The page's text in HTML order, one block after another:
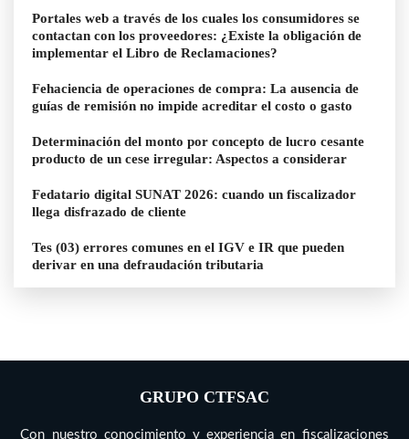
Portales web a través de los cuales los consumidores se
contactan con los proveedores: ¿Existe la obligación de
implementar el Libro de Reclamaciones?
Fehaciencia de operaciones de compra: La ausencia de
guías de remisión no impide acreditar el costo o gasto
Determinación del monto por concepto de lucro cesante
producto de un cese irregular: Aspectos a considerar
Fedatario digital SUNAT 2026: cuando un fiscalizador
llega disfrazado de cliente
Tes (03) errores comunes en el IGV e IR que pueden
derivar en una defraudación tributaria
GRUPO CTFSAC
Con nuestro conocimiento y experiencia en fiscalizaciones